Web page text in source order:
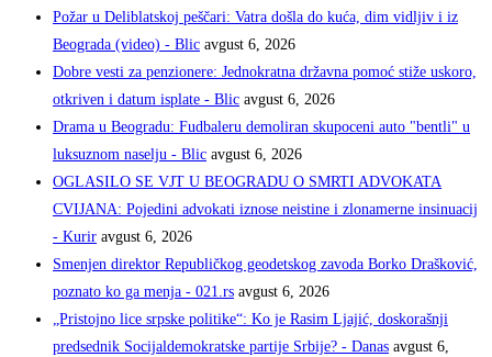
Požar u Deliblatskoj peščari: Vatra došla do kuća, dim vidljiv i iz
Beograda (video) - Blic avgust 6, 2026
Dobre vesti za penzionere: Jednokratna državna pomoć stiže uskoro,
otkriven i datum isplate - Blic avgust 6, 2026
Drama u Beogradu: Fudbaleru demoliran skupoceni auto "bentli" u
luksuznom naselju - Blic avgust 6, 2026
OGLASILO SE VJT U BEOGRADU O SMRTI ADVOKATA
CVIJANA: Pojedini advokati iznose neistine i zlonamerne insinuacij
- Kurir avgust 6, 2026
Smenjen direktor Republičkog geodetskog zavoda Borko Drašković,
poznato ko ga menja - 021.rs avgust 6, 2026
„Pristojno lice srpske politike“: Ko je Rasim Ljajić, doskorašnji
predsednik Socijaldemokratske partije Srbije? - Danas avgust 6,